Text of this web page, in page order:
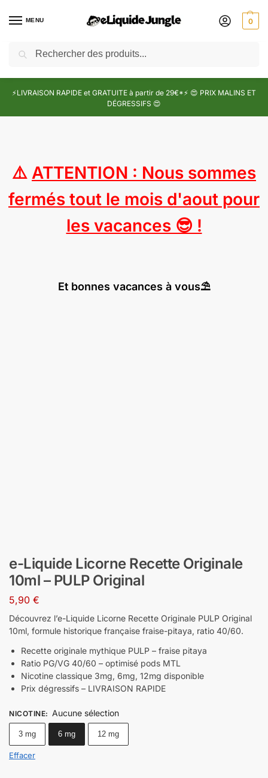
MENU 0
⚡LIVRAISON RAPIDE et GRATUITE à partir de 29€*⚡ 😍 PRIX MALINS ET
DÉGRESSIFS 😍
⚠️ ATTENTION : Nous sommes
fermés tout le mois d'aout pour
les vacances 😎 !
Et bonnes vacances à vous⛱️
e-Liquide Licorne Recette Originale
10ml – PULP Original
5,90 €
Découvrez l’e-Liquide Licorne Recette Originale PULP Original
10ml, formule historique française fraise-pitaya, ratio 40/60.
Recette originale mythique PULP – fraise pitaya
Ratio PG/VG 40/60 – optimisé pods MTL
Nicotine classique 3mg, 6mg, 12mg disponible
Prix dégressifs – LIVRAISON RAPIDE
NICOTINE: Aucune sélection
3 mg 6 mg 12 mg
Effacer